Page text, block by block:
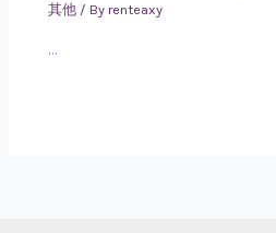
其他 / By renteaxy
…